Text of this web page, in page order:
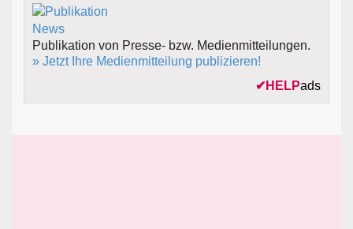
Publikation von Presse- bzw. Medienmitteilungen.
» Jetzt Ihre Medienmitteilung publizieren!
✔ HELPads